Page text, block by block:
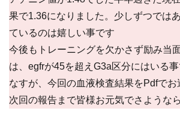
果で1.36になりました。少しずつでは
ているのは嬉しい事です
今後もトレーニングを欠かさず励み当
は、egfrが45を超えG3a区分にはいる
なすが、今回の血液検査結果をPdfでお
次回の報告まで皆様お元気でさようなら